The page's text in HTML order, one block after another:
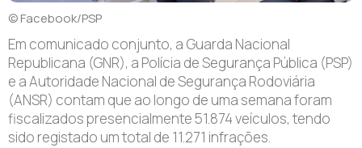
© Facebook/PSP
Em comunicado conjunto, a Guarda Nacional
Republicana (GNR), a Polícia de Segurança Pública (PSP)
e a Autoridade Nacional de Segurança Rodoviária
(ANSR) contam que ao longo de uma semana foram
fiscalizados presencialmente 51.874 veículos, tendo
sido registado um total de 11.271 infrações.